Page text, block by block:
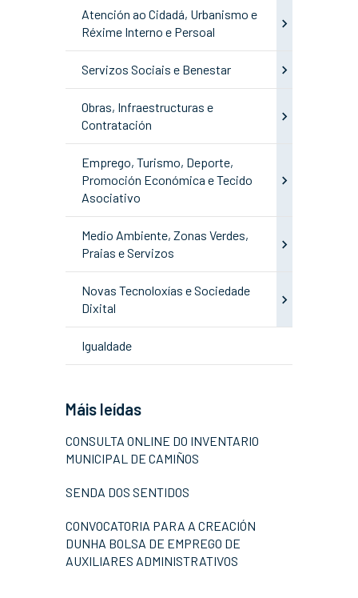
Atención ao Cidadá, Urbanismo e
Réxime Interno e Persoal
Servizos Sociais e Benestar
Obras, Infraestructuras e
Contratación
Emprego, Turismo, Deporte,
Promoción Económica e Tecido
Asociativo
Medio Ambiente, Zonas Verdes,
Praias e Servizos
Novas Tecnoloxías e Sociedade
Dixital
Igualdade
Máis leídas
CONSULTA ONLINE DO INVENTARIO
MUNICIPAL DE CAMIÑOS
SENDA DOS SENTIDOS
CONVOCATORIA PARA A CREACIÓN
DUNHA BOLSA DE EMPREGO DE
AUXILIARES ADMINISTRATIVOS